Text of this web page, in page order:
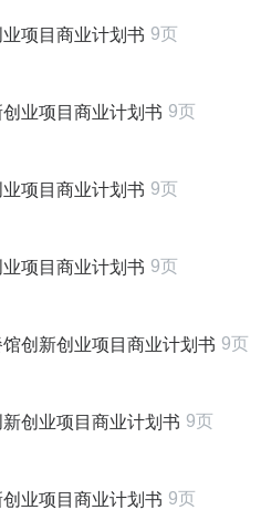
项目商业计划书 9页
业项目商业计划书 9页
项目商业计划书 9页
项目商业计划书 9页
创新创业项目商业计划书 9页
创业项目商业计划书 9页
业项目商业计划书 9页